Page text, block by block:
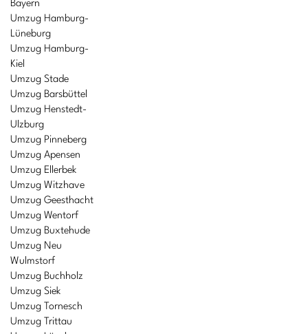
Bayern
Umzug Hamburg-
Lüneburg
Umzug Hamburg-
Kiel
Umzug Stade
Umzug Barsbüttel
Umzug Henstedt-
Ulzburg
Umzug Pinneberg
Umzug Apensen
Umzug Ellerbek
Umzug Witzhave
Umzug Geesthacht
Umzug Wentorf
Umzug Buxtehude
Umzug Neu
Wulmstorf
Umzug Buchholz
Umzug Siek
Umzug Tornesch
Umzug Trittau